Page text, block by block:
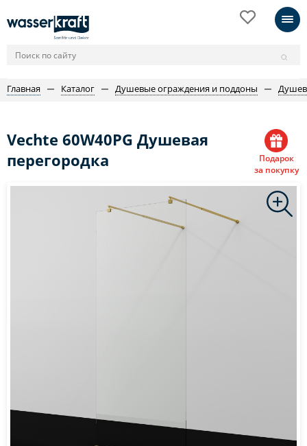
Главная Каталог Душевые ограждения и поддоны
Vechte 60W40PG Душевая
перегородка
Подарок
за покупку